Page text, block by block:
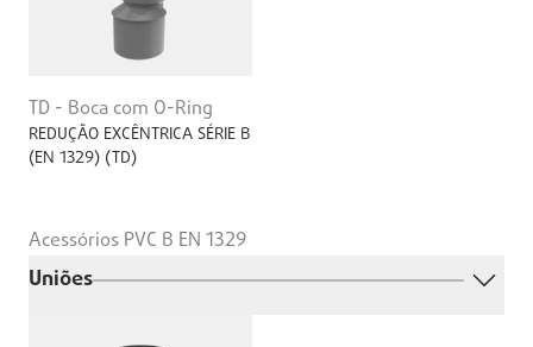
TD - Boca com O-Ring
REDUÇÃO EXCÊNTRICA SÉRIE B
(EN 1329) (TD)
Acessórios PVC B EN 1329
Uniões